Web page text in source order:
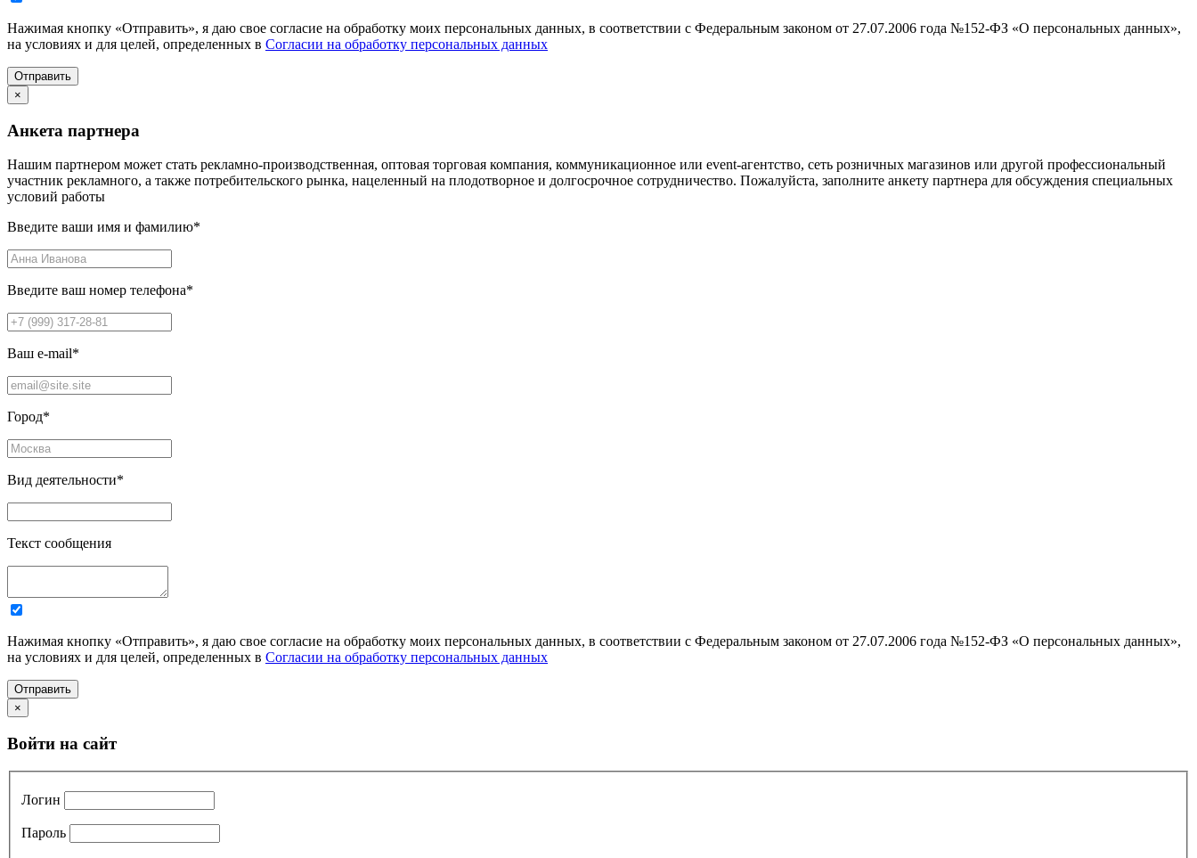
Нажимая кнопку «Отправить», я даю свое согласие на обработку моих персональных данных, в соответствии с Федеральным законом от 27.07.2006 года №152-ФЗ «О персональных данных»,
на условиях и для целей, определенных в Согласии на обработку персональных данных
Отправить
×
Анкета партнера
Нашим партнером может стать рекламно-производственная, оптовая торговая компания, коммуникационное или event-агентство, сеть розничных магазинов или другой профессиональный
участник рекламного, а также потребительского рынка, нацеленный на плодотворное и долгосрочное сотрудничество. Пожалуйста, заполните анкету партнера для обсуждения специальных
условий работы
Введите ваши имя и фамилию*
Введите ваш номер телефона*
Ваш e-mail*
Город*
Вид деятельности*
Текст сообщения
Нажимая кнопку «Отправить», я даю свое согласие на обработку моих персональных данных, в соответствии с Федеральным законом от 27.07.2006 года №152-ФЗ «О персональных данных»,
на условиях и для целей, определенных в Согласии на обработку персональных данных
Отправить
×
Войти на сайт
Логин
Пароль